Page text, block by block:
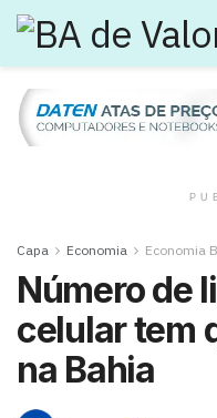
Capa Economia Economia
Número de
celular tem
na Bahia